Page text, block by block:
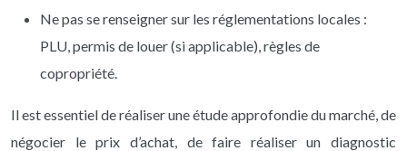
Ne pas se renseigner sur les réglementations locales :
PLU, permis de louer (si applicable), règles de
copropriété.
Il est essentiel de réaliser une étude approfondie du marché, de
négocier le prix d’achat, de faire réaliser un diagnostic